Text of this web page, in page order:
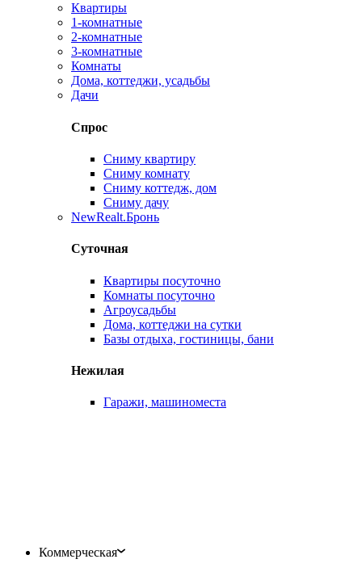
Квартиры
1-комнатные
2-комнатные
3-комнатные
Комнаты
Дома, коттеджи, усадьбы
Дачи
Спрос
Сниму квартиру
Сниму комнату
Сниму коттедж, дом
Сниму дачу
NewRealt.Бронь
Суточная
Квартиры посуточно
Комнаты посуточно
Агроусадьбы
Дома, коттеджи на сутки
Базы отдыха, гостиницы, бани
Нежилая
Гаражи, машиноместа
Коммерческая